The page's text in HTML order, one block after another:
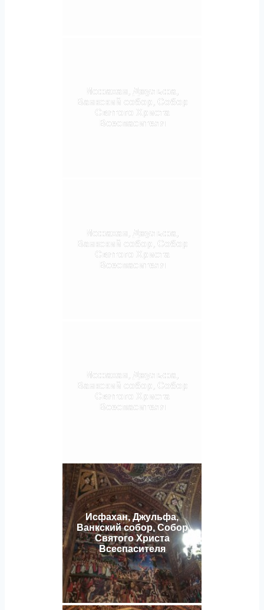
Исфахан, Джульфа,
Ванкский собор, Собор
Святого Христа
Всеспасителя
Исфахан, Джульфа,
Ванкский собор, Собор
Святого Христа
Всеспасителя
Исфахан, Джульфа,
Ванкский собор, Собор
Святого Христа
Всеспасителя
Исфахан, Джульфа,
Ванкский собор, Собор
Святого Христа
Всеспасителя